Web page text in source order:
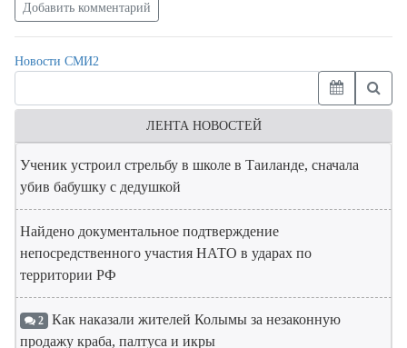
Добавить комментарий
Новости СМИ2
ЛЕНТА НОВОСТЕЙ
Ученик устроил стрельбу в школе в Таиланде, сначала
убив бабушку с дедушкой
Найдено документальное подтверждение
непосредственного участия НАТО в ударах по
территории РФ
2 Как наказали жителей Колымы за незаконную
продажу краба, палтуса и икры